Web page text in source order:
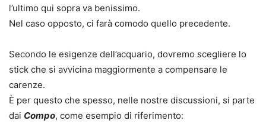
l’ultimo qui sopra va benissimo.
Nel caso opposto, ci farà comodo quello precedente.
Secondo le esigenze dell’acquario, dovremo scegliere lo
stick che si avvicina maggiormente a compensare le
carenze.
È per questo che spesso, nelle nostre discussioni, si parte
dai Compo, come esempio di riferimento: